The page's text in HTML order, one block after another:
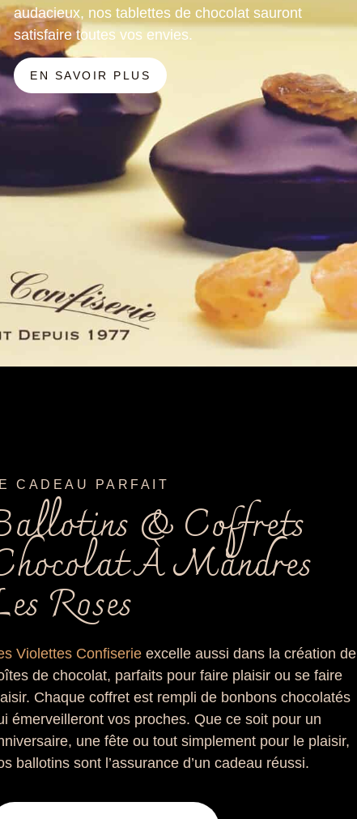
audacieux, nos tablettes de chocolat sauront
satisfaire toutes vos envies.
EN SAVOIR PLUS
CADEAU PARFAIT
& Coffrets
À Mandres
Roses
Violettes Confiserieexcelle aussi dans la création de
de chocolat, parfaits pour faire plaisir ou se faire
Chaque coffret est rempli de bonbons chocolatés
émerveilleront vos proches. Que ce soit pour un
une fête ou tout simplement pour le plaisir,
ballotins sont l’assurance d’un cadeau réussi.